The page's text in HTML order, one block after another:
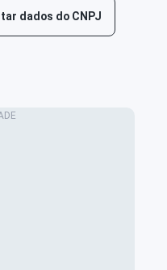
dados do CNPJ